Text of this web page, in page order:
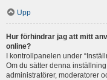
Upp
Hur förhindrar jag att mitt
online?
I kontrollpanelen under
Om du sätter denna
administratörer, moderatorer